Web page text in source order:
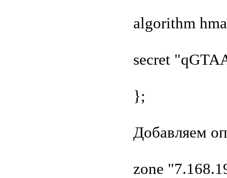
algorithm
secret
};
Добавляем
zone